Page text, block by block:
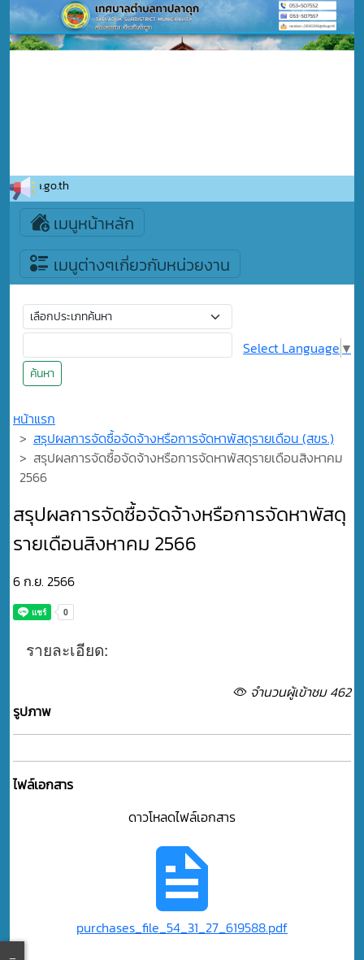
เมนูหน้าหลัก
เมนูต่างๆเกี่ยวกับหน่วยงาน
ค้นหา
Select Language ▼
หน้าแรก
สรุปผลการจัดซื้อจัดจ้างหรือการจัดหาพัสดุรายเดือน (สขร.)
สรุปผลการจัดซื้อจัดจ้างหรือการจัดหาพัสดุรายเดือนสิงหาคม
2566
สรุปผลการจัดซื้อจัดจ้างหรือการจัดหาพัสดุ
รายเดือนสิงหาคม 2566
6 ก.ย. 2566
รายละเอียด:
จำนวนผู้เข้าชม 462
รูปภาพ
ไฟล์เอกสาร
ดาวโหลดไฟล์เอกสาร
purchases_file_54_31_27_619588.pdf